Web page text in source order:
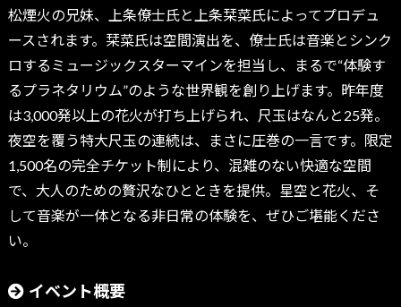
松煙火の兄妹、上条僚士氏と上条栞菜氏によってプロデュ
ースされます。栞菜氏は空間演出を、僚士氏は音楽とシンク
ロするミュージックスターマインを担当し、まるで“体験す
るプラネタリウム”のような世界観を創り上げます。昨年度
は3,000発以上の花火が打ち上げられ、尺玉はなんと25発。
夜空を覆う特大尺玉の連続は、まさに圧巻の一言です。限定
1,500名の完全チケット制により、混雑のない快適な空間
で、大人のための贅沢なひとときを提供。星空と花火、そ
して音楽が一体となる非日常の体験を、ぜひご堪能くださ
い。
イベント概要